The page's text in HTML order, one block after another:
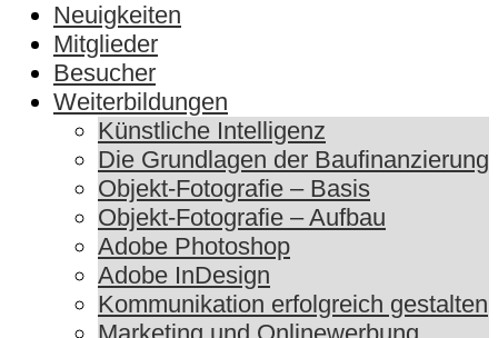
Neuigkeiten
Mitglieder
Besucher
Weiterbildungen
Künstliche Intelligenz
Die Grundlagen der Baufinanzierung
Objekt-Fotografie – Basis
Objekt-Fotografie – Aufbau
Adobe Photoshop
Adobe InDesign
Kommunikation erfolgreich gestalten